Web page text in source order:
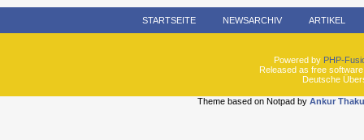
STARTSEITE NEWSARCHIV ARTIKEL
Powered by PHP-
Released as free
Deutsche
Theme based on Notpad by Ankur